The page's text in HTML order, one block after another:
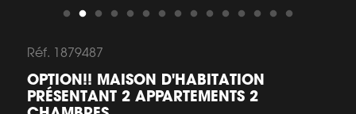
Réf. 1879487
OPTION!! MAISON D'HABITATION
PRÉSENTANT 2 APPARTEMENTS 2